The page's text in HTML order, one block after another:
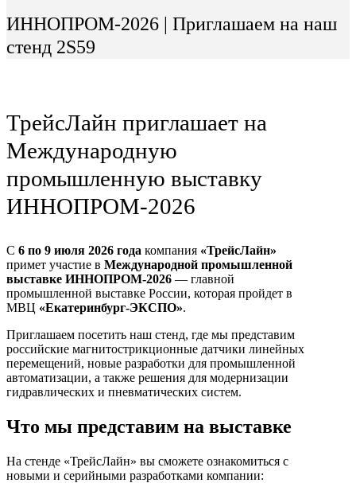
ИННОПРОМ-2026 | Приглашаем на наш
стенд 2S59
ТрейсЛайн приглашает на
Международную
промышленную выставку
ИННОПРОМ-2026
С 6 по 9 июля 2026 года компания «ТрейсЛайн»
примет участие в Международной промышленной
выставке ИННОПРОМ-2026 — главной
промышленной выставке России, которая пройдет в
МВЦ «Екатеринбург-ЭКСПО».
Приглашаем посетить наш стенд, где мы представим
российские магнитострикционные датчики линейных
перемещений, новые разработки для промышленной
автоматизации, а также решения для модернизации
гидравлических и пневматических систем.
Что мы представим на выставке
На стенде «ТрейсЛайн» вы сможете ознакомиться с
новыми и серийными разработками компании: